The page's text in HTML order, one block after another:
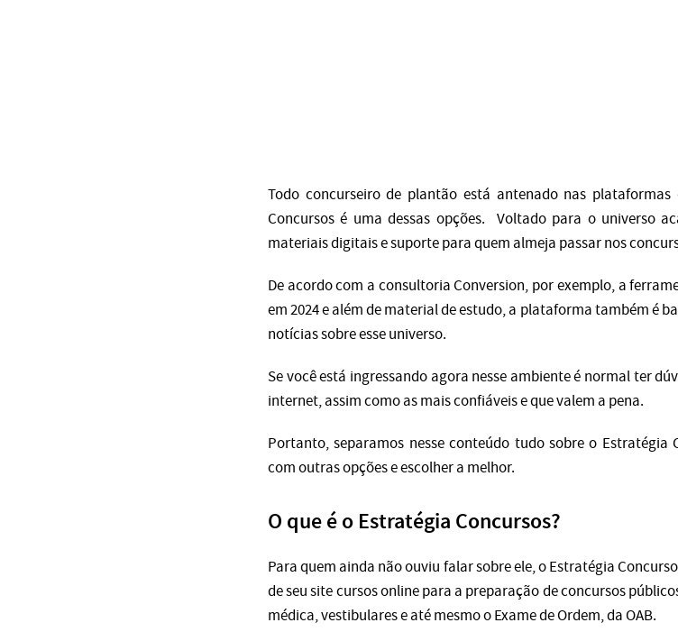
Todo concurseiro de plantão está antenado nas
Concursos é uma dessas opções. Voltado para o universo
materiais digitais e suporte para quem almeja passar nos
De acordo com a consultoria Conversion, por exemplo, a
em 2024 e além de material de estudo, a plataforma também é
notícias sobre esse universo.
Se você está ingressando agora nesse ambiente é normal ter
internet, assim como as mais confiáveis e que valem a pena.
Portanto, separamos nesse conteúdo tudo sobre o Estratégia
com outras opções e escolher a melhor.
O que é o Estratégia Concursos?
Para quem ainda não ouviu falar sobre ele, o Estratégia
de seu site cursos online para a preparação de concursos
médica, vestibulares e até mesmo o Exame de Ordem, da OAB.